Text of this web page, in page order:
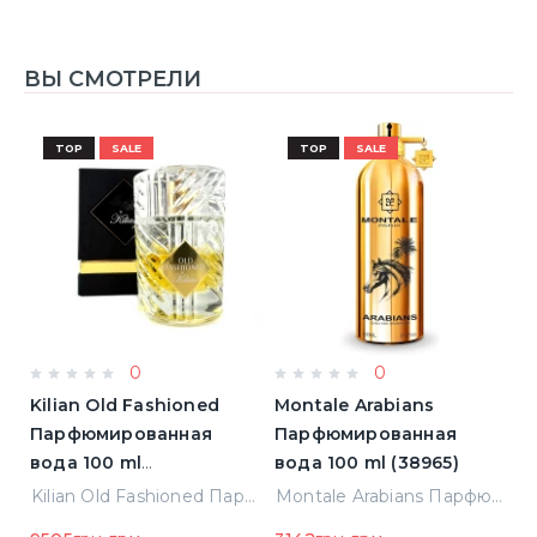
ВЫ СМОТРЕЛИ
TOP SALE
0
Kilian Old Fashioned
Парфюмированная
вода 100 ml
(3700550240723)
Kilian Old Fashioned Парфюмированная вода 100 ml (3700550240723)
TOP SALE
0
Montale Arabians
Парфюмированная
вода 100 ml (38965)
Montale Arabians Парфюмированная вода 100 ml (38965)